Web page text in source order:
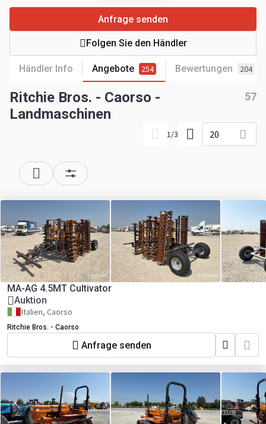
Händler Info Angebote 254 Bewertungen 204
Anfrage senden
Folgen Sie den Händler
Ritchie Bros. - Caorso -
Landmaschinen
57
1/3 20
MA-AG 4.5MT Cultivator
Auktion
Italien, Caorso
Ritchie Bros. - Caorso
Anfrage senden